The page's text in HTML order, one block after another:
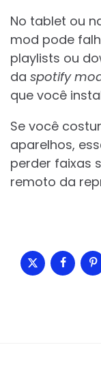
No tablet ou
mod pode
playlists ou
da spotify
que você
Se você
aparelhos,
perder faixas
remoto da